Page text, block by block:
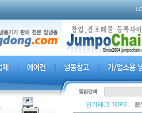
인기테그 TOP3 :